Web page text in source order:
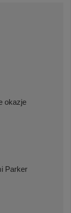
okazje
Parker